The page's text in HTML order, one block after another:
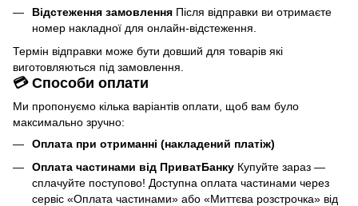
Відстеження замовлення Після відправки ви отримаєте
номер накладної для онлайн-відстеження.
Термін відправки може бути довший для товарів які
виготовляються під замовлення.
💳 Способи оплати
Ми пропонуємо кілька варіантів оплати, щоб вам було
максимально зручно:
Оплата при отриманні (накладений платіж)
Оплата частинами від ПриватБанку Купуйте зараз —
сплачуйте поступово! Доступна оплата частинами через
сервіс «Оплата частинами» або «Миттєва розстрочка» від